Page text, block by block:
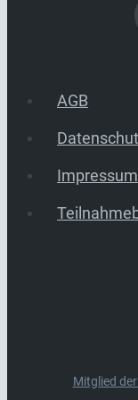
AGB
Impressum
Mitglied